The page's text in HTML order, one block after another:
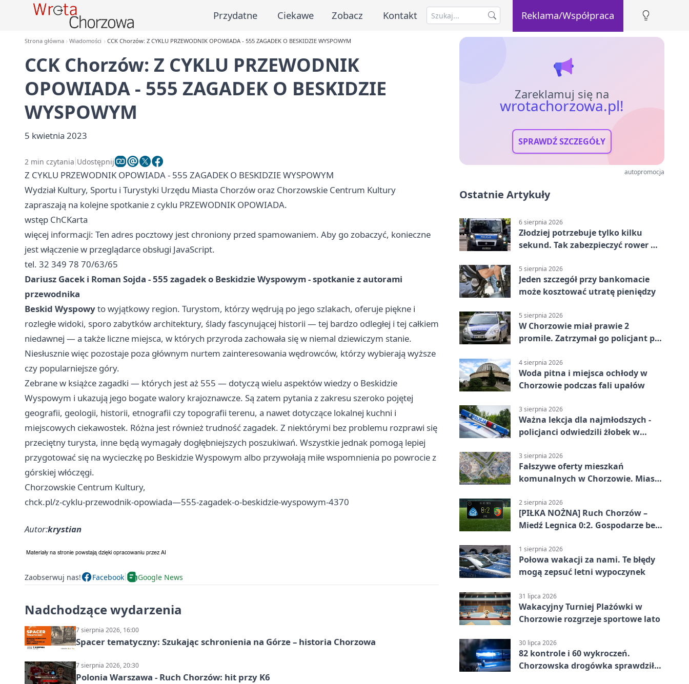
Przydatne Ciekawe Zobacz Kontakt Reklama/Współpraca
Strona główna Wiadomości CCK Chorzów: Z CYKLU PRZEWODNIK OPOWIADA - 555 ZAGADEK O BESKIDZIE WYSPOWYM
CCK Chorzów: Z CYKLU PRZEWODNIK
OPOWIADA - 555 ZAGADEK O BESKIDZIE
WYSPOWYM
5 kwietnia 2023
2 min czytania Udostępnij
Z CYKLU PRZEWODNIK OPOWIADA - 555 ZAGADEK O BESKIDZIE WYSPOWYM
Wydział Kultury, Sportu i Turystyki Urzędu Miasta Chorzów oraz Chorzowskie Centrum Kultury
zapraszają na kolejne spotkanie z cyklu PRZEWODNIK OPOWIADA.
wstęp ChCKarta
więcej informacji: Ten adres pocztowy jest chroniony przed spamowaniem. Aby go zobaczyć, konieczne
jest włączenie w przeglądarce obsługi JavaScript.
tel. 32 349 78 70/63/65
Dariusz Gacek i Roman Sojda - 555 zagadek o Beskidzie Wyspowym - spotkanie z autorami
przewodnika
Beskid Wyspowyto wyjątkowy region. Turystom, którzy wędrują po jego szlakach, oferuje piękne i
rozległe widoki, sporo zabytków architektury, ślady fascynującej historii ― tej bardzo odległej i tej całkiem
niedawnej ― a także liczne miejsca, w których przyroda zachowała się w niemal dziewiczym stanie.
Niesłusznie więc pozostaje poza głównym nurtem zainteresowania wędrowców, którzy wybierają wyższe
czy popularniejsze góry.
Zebrane w książce zagadki ― których jest aż 555 ― dotyczą wielu aspektów wiedzy o Beskidzie
Wyspowym i ukazują jego bogate walory krajoznawcze. Są zatem pytania z zakresu szeroko pojętej
geografii, geologii, historii, etnografii czy topografii terenu, a nawet dotyczące lokalnej kuchni i
miejscowych ciekawostek. Różna jest również trudność zagadek. Z niektórymi bez problemu rozprawi się
przeciętny turysta, inne będą wymagały dogłębniejszych poszukiwań. Wszystkie jednak pomogą lepiej
przygotować się na wycieczkę po Beskidzie Wyspowym albo przywołają miłe wspomnienia po powrocie z
górskiej włóczęgi.
Chorzowskie Centrum Kultury,
chck.pl/z-cyklu-przewodnik-opowiada—555-zagadek-o-beskidzie-wyspowym-4370
Autor:krystian
Zaobserwuj nas! Facebook Google News
Nadchodzące wydarzenia
7 sierpnia 2026, 16:00
Spacer tematyczny: Szukając schronienia na Górze – historia Chorzowa
7 sierpnia 2026, 20:30
Polonia Warszawa - Ruch Chorzów: hit przy K6
Zareklamuj się na
wrotachorzowa.pl!
SPRAWDŹ SZCZEGÓŁY
autopromocja
Ostatnie Artykuły
6 sierpnia 2026
Złodziej potrzebuje tylko kilku
sekund. Tak zabezpieczyć rower w
5 sierpnia 2026
Jeden szczegół przy bankomacie
może kosztować utratę pieniędzy
5 sierpnia 2026
W Chorzowie miał prawie 2
promile. Zatrzymał go policjant po
4 sierpnia 2026
Woda pitna i miejsca ochłody w
Chorzowie podczas fali upałów
3 sierpnia 2026
Ważna lekcja dla najmłodszych -
policjanci odwiedzili żłobek w
3 sierpnia 2026
Fałszywe oferty mieszkań
komunalnych w Chorzowie. Miasto
2 sierpnia 2026
[PIŁKA NOŻNA] Ruch Chorzów –
Miedź Legnica 0:2. Gospodarze bez
1 sierpnia 2026
Połowa wakacji za nami. Te błędy
mogą zepsuć letni wypoczynek
31 lipca 2026
Wakacyjny Turniej Plażówki w
Chorzowie rozgrzeje sportowe lato
30 lipca 2026
82 kontrole i 60 wykroczeń.
Chorzowska drogówka sprawdziła